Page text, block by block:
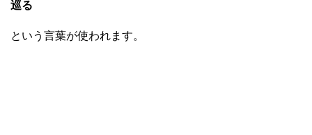
巡る
という言葉が使われます。